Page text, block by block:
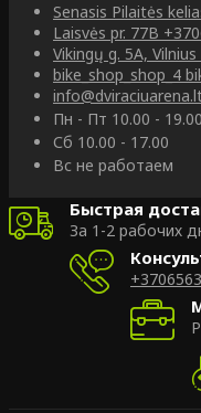
Senasis Pilaitės
Laisvės pr. 77B
Vikingų g. 5A, Vilnius
bike_shop_shop_4
Пн - Пт 10.00 - 19.00
Сб 10.00 - 17.00
Вс не работаем
Быстрая
За 1-2 рабочих